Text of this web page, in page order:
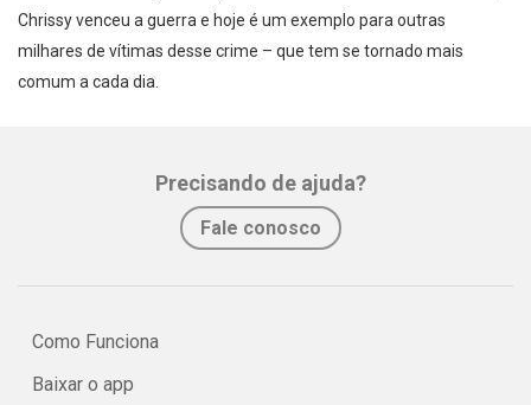
Chrissy venceu a guerra e hoje é um exemplo para outras
milhares de vítimas desse crime – que tem se tornado mais
comum a cada dia.
Precisando de ajuda?
Fale conosco
Como Funciona
Baixar o app